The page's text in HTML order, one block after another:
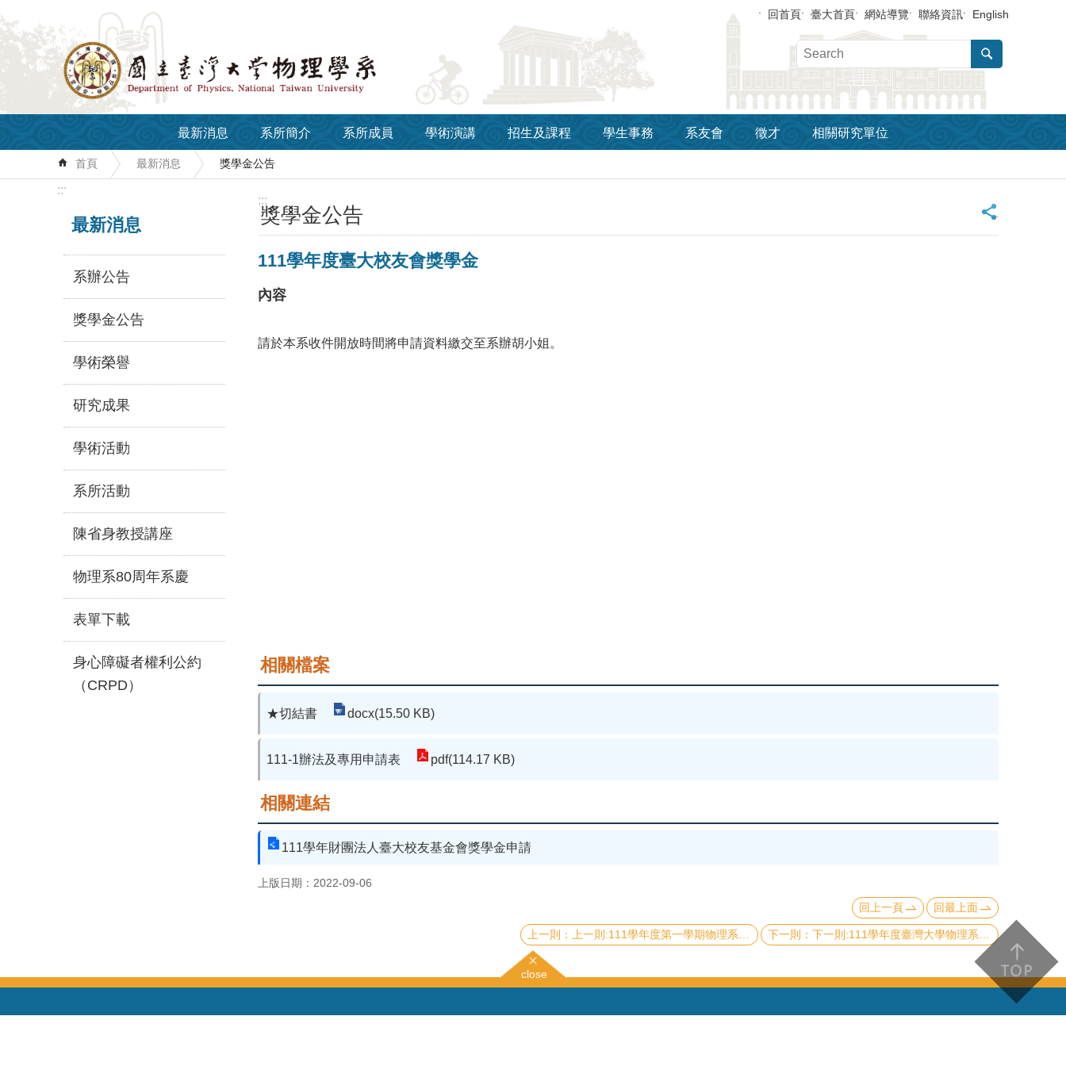
跳到主要內容區塊 回首頁 臺大首頁 網站導覽 聯絡資訊 English
最新消息 系所簡介 系所成員 學術演講 招生及課程 學生事務 系友會 徵才 相關研究單位
首頁 最新消息 獎學金公告
:::
最新消息
系辦公告
獎學金公告
學術榮譽
研究成果
學術活動
系所活動
陳省身教授講座
物理系80周年系慶
表單下載
身心障礙者權利公約
（CRPD）
:::
獎學金公告 _
111學年度臺大校友會獎學金
內容
請於本系收件開放時間將申請資料繳交至系辦胡小姐。
相關檔案
★切結書 docx(15.50 KB)
111-1辦法及專用申請表 pdf(114.17 KB)
相關連結
111學年財團法人臺大校友基金會獎學金申請
上版日期：2022-09-06
回上一頁
回最上面
上一則:111學年度第一學期物理系所獎學金申請 (多案) 下一則:111學年度臺灣大學物理系傅鐘獎學金申請
close